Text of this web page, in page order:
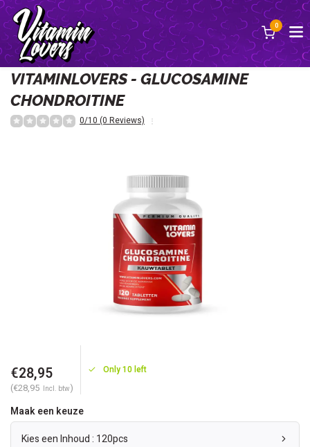
0
Terug
VITAMINLOVERS - GLUCOSAMINE
CHONDROITINE
0/10 (0 Reviews)
€28,95
(€28,95 Incl. btw)
Only 10 left
Maak een keuze
Kies een Inhoud : 120pcs